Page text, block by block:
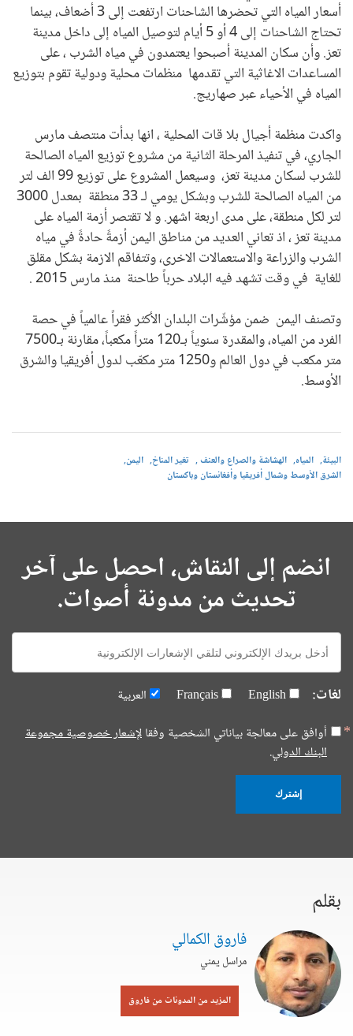
أسعار المياه التي تحضرها الشاحنات ارتفعت إلى 3 أضعاف، بينما
تحتاج الشاحنات إلى 4 أو 5 أيام لتوصيل المياه إلى داخل مدينة
تعز. وأن سكان المدينة أصبحوا يعتمدون في مياه الشرب ، على
المساعدات الاغاثية التي تقدمها منظمات محلية ودولية تقوم بتوزيع
المياه في الأحياء عبر صهاريج.
واكدت منظمة أجيال بلا قات المحلية ، انها بدأت منتصف مارس
الجاري، في تنفيذ المرحلة الثانية من مشروع توزيع المياه الصالحة
للشرب لسكان مدينة تعز، وسيعمل المشروع على توزيع 99 الف لتر
من المياه الصالحة للشرب وبشكل يومي لـ 33 منطقة بمعدل 3000
لتر لكل منطقة، على مدى اربعة اشهر. و لا تقتصر أزمة المياه على
مدينة تعز ، اذ تعاني العديد من مناطق اليمن أزمةً حادةً في مياه
الشرب والزراعة والاستعمالات الاخرى، وتتفاقم الازمة بشكل مقلق
للغاية في وقت تشهد فيه البلاد حرباً طاحنة منذ مارس 2015 .
وتصنف اليمن ضمن مؤشّرات البلدان الأكثر فقراً عالمياً في حصة
الفرد من المياه، والمقدرة سنوياً بـ120 متراً مكعباً، مقارنة بـ7500
متر مكعب في دول العالم و1250 متر مكعّب لدول أفريقيا والشرق
الأوسط.
البيئة المياه الهشاشة والصراع والعنف تغير المناخ اليمن
الشرق الأوسط وشمال أفريقيا وأفغانستان وباكستان
انضم إلى النقاش، احصل على آخر
تحديث من مدونة أصوات.
E-
mail:
لغات: English
Français
العربية
أوافق على معالجة بياناتي الشخصية وفقالإشعار خصوصية مجموعة
البنك الدولي.
إشترك
بقلم
فاروق الكمالي
مراسل يمني
المزيد من المدونات من فاروق